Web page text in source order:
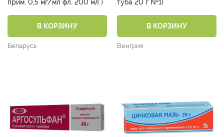
прим. 0,5 мг/мл фл. 200 мл )
В КОРЗИНУ
Беларусь
туба 20 г №1)
В КОРЗИНУ
Венгрия